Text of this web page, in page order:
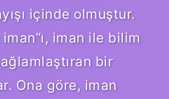
içinde olmuştur.
iman ile bilim
bir
Ona göre, iman